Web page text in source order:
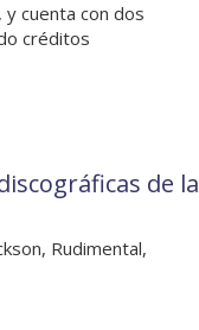
cuenta con dos
créditos
de la
Rudimental,